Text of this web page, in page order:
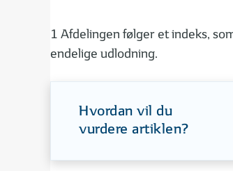
1 Afdelingen følger et indeks,
endelige udlodning.
Hvordan vil du
vurdere artiklen?